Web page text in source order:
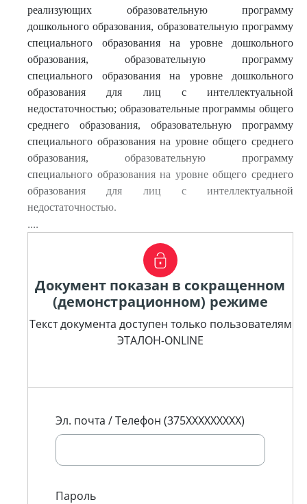
реализующих образовательную программу
дошкольного образования, образовательную программу
специального образования на уровне дошкольного
образования, образовательную программу
специального образования на уровне дошкольного
образования для лиц с интеллектуальной
недостаточностью; образовательные программы общего
среднего образования, образовательную программу
специального образования на уровне общего среднего
образования, образовательную программу
специального образования на уровне общего среднего
образования для лиц с интеллектуальной
недостаточностью.
....
Документ показан в сокращенном
(демонстрационном) режиме
Текст документа доступен только пользователям
ЭТАЛОН-ONLINE
Эл. почта / Телефон (375XXXXXXXXX)
Пароль